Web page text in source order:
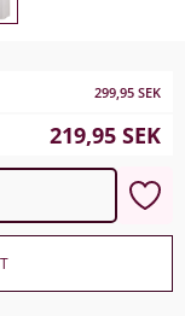
299,95 SEK
219,95 SEK